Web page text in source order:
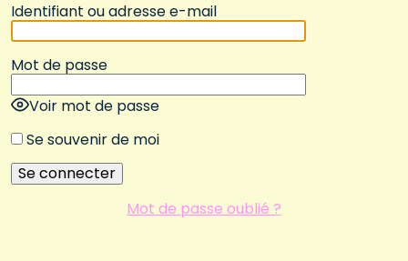
Identifiant ou adresse e-mail
Mot de passe
Voir mot de passe
Se souvenir de moi
Mot de passe oublié ?